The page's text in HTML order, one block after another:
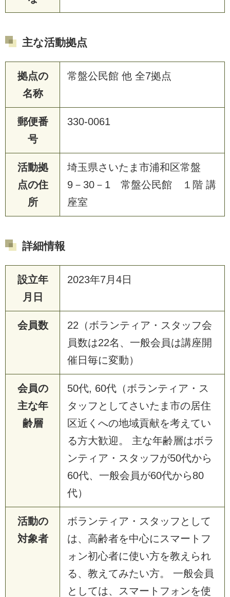
主な活動拠点
拠点の
名称
常盤公民館 他 全7拠点
郵便番
号
330-0061
活動拠
点の住
所
埼玉県さいたま市浦和区常盤
9－30－1 常盤公民館 １階 講
座室
詳細情報
設立年
月日
2023年7月4日
会員数
22（ボランティア・スタッフ会
員数は22名、一般会員は講座開
催日毎に変動）
会員の
主な年
齢層
50代, 60代（ボランティア・ス
タッフとしてさいたま市の居住
区近くへの地域貢献を考えてい
る方大歓迎。 主な年齢層はボラ
ンティア・スタッフが50代から
60代、一般会員が60代から80
代）
活動の
対象者
ボランティア・スタッフとして
は、高齢者を中心にスマートフ
ォン初心者に使い方を教えられ
る、教えてみたい方。 一般会員
としては、スマートフォンを使